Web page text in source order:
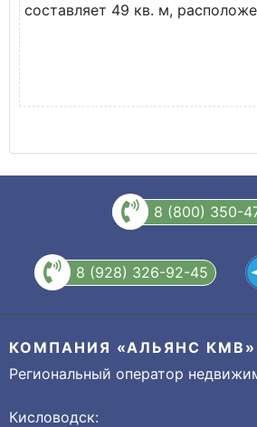
составляет 49 кв. м,
8 (800) 350-
8 (928) 326-92-45
КОМПАНИЯ «АЛЬЯНС КМВ»
Региональный оператор
Кисловодск: